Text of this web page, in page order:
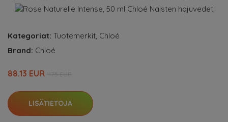
Kategoriat: Tuotemerkit Chloé
Brand: Chloé
88.13 EUR
LISÄTIETOJA